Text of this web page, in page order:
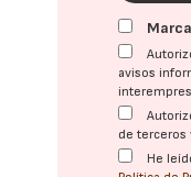
avisos
de terceros
He